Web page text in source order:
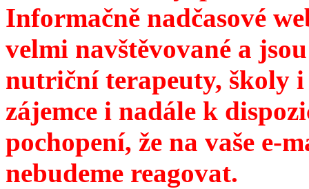
Informačně nadčasové
velmi navštěvované a
nutriční terapeuty, školy
zájemce i nadále k
pochopení, že na vaše e-
nebudeme reagovat.